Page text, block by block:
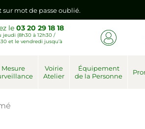
connexion vers votre nouvel espace
mot de passe oublié.
connexion vers votre nouvel espace
le03 20 29 18 18
jeudi (8h30 à 12h30 /
et le vendredi jusqu’à
Mesure
Voirie
Atelier
Équipement
de la Personne